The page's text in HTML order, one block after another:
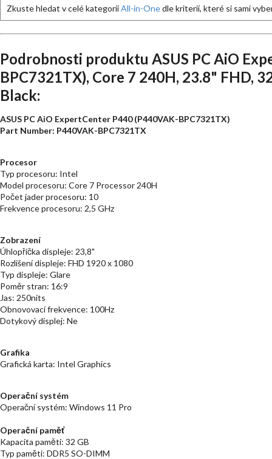
Zkuste hledat v celé kategoriiAll-in-Onedle kriterií, které si sami
Podrobnosti produktu ASUS PC AiO
BPC7321TX), Core 7 240H, 23.8" FHD,
Black:
ASUS PC AiO ExpertCenter P440 (P440VAK-BPC7321TX)
Part Number: P440VAK-BPC7321TX
Procesor
Typ procesoru: Intel
Model procesoru: Core 7 Processor 240H
Počet jader procesoru: 10
Frekvence procesoru: 2,5 GHz
Zobrazení
Úhlopříčka displeje: 23,8"
Rozlišení displeje: FHD 1920 x 1080
Typ displeje: Glare
Poměr stran: 16:9
Jas: 250nits
Obnovovací frekvence: 100Hz
Dotykový displej: Ne
Grafika
Grafická karta: Intel Graphics
Operační systém
Operační systém: Windows 11 Pro
Operační paměť
Kapacita paměti: 32 GB
Typ paměti: DDR5 SO-DIMM